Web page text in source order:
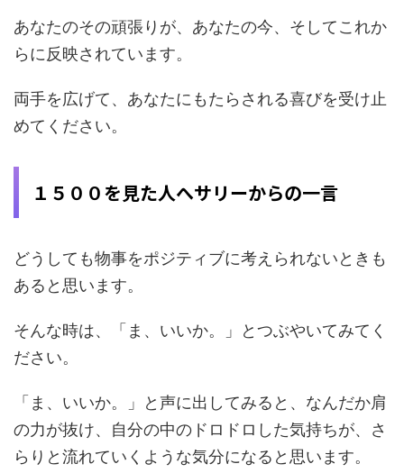
あなたのその頑張りが、あなたの今、そしてこれか
らに反映されています。
両手を広げて、あなたにもたらされる喜びを受け止
めてください。
１５００を見た人へサリーからの一言
どうしても物事をポジティブに考えられないときも
あると思います。
そんな時は、「ま、いいか。」とつぶやいてみてく
ださい。
「ま、いいか。」と声に出してみると、なんだか肩
の力が抜け、自分の中のドロドロした気持ちが、さ
らりと流れていくような気分になると思います。